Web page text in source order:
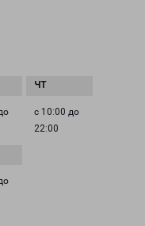
с 10:00 до
22:00